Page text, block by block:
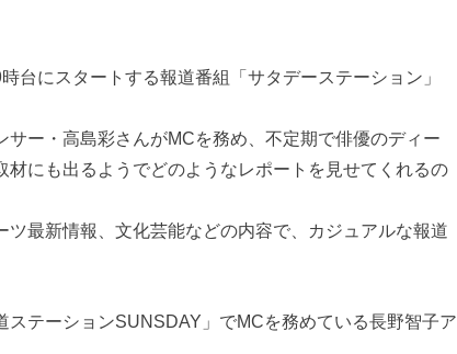
台にスタートする報道番組「サタデーステーション」
サー・高島彩さんがMCを務め、不定期で俳優のディー
にも出るようでどのようなレポートを見せてくれるの
最新情報、文化芸能などの内容で、カジュアルな報道
テーションSUNSDAY」でMCを務めている長野智子ア